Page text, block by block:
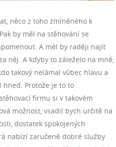
něco z toho zmíněného k
by měl na stěhování se
A měl by raději najít
něj. A kdyby to záleželo na mně,
takový nelámal vůbec hlavu a
hned. Protože je to to
firmu si v takovém
možnost, vsadil bych určitě na
dostatek spokojených
nabízí zaručeně dobré služby